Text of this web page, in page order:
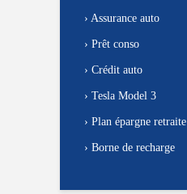
› Assurance auto
› Prêt conso
› Crédit auto
› Tesla Model 3
› Plan épargne retraite
› Borne de recharge